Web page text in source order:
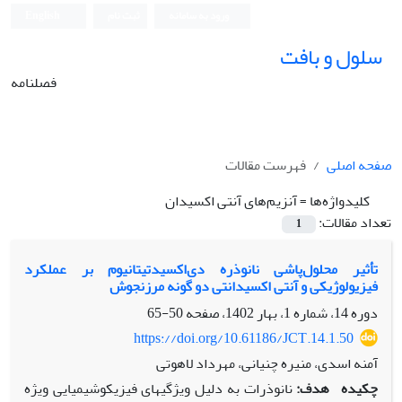
سلول و بافت
فصلنامه
صفحه اصلی
فهرست مقالات
کلیدواژه‌ها =آنزیم‌های آنتی اکسیدان
تعداد مقالات:
1
تأثیر محلول‌پاشی نانوذره ‌دی‌اکسیدتیتانیوم بر عملکرد
فیزیولوژیکی و آنتی‫ اکسیدانتی دو گونه مرزنجوش
دوره 14، شماره 1، بهار 1402، صفحه
50-65
https://doi.org/10.61186/JCT.14.1.50
آمنه اسدی، منیره چنیانی، مهرداد لاهوتی
چکیده هدف:نانوذرات به دلیل ویژگی­های فیزیکوشیمیایی ویژه